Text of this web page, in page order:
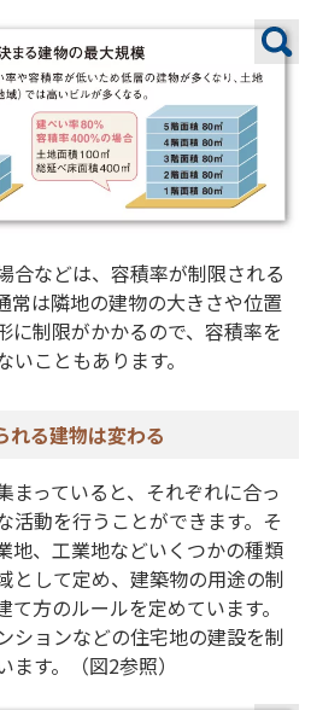
合などは、容積率が制限される
常は隣地の建物の大きさや位置
に制限がかかるので、容積率を
こともあります。
れる建物は変わる
まっていると、それぞれに合っ
活動を行うことができます。そ
地、工業地などいくつかの種類
として定め、建築物の用途の制
方のルールを定めています。
ションなどの住宅地の建設を制
す。（図2参照）